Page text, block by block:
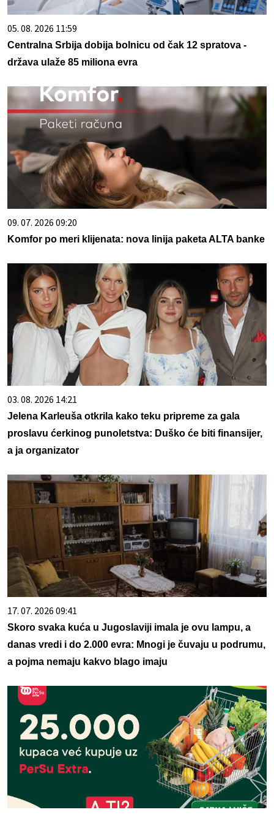
05. 08. 2026 11:59
Centralna Srbija dobija bolnicu od čak 12 spratova -
država ulaže 85 miliona evra
09. 07. 2026 09:20
Komfor po meri klijenata: nova linija paketa ALTA banke
03. 08. 2026 14:21
Jelena Karleuša otkrila kako teku pripreme za gala
proslavu ćerkinog punoletstva: Duško će biti finansijer,
a ja organizator
17. 07. 2026 09:41
Skoro svaka kuća u Jugoslaviji imala je ovu lampu, a
danas vredi i do 2.000 evra: Mnogi je čuvaju u podrumu,
a pojma nemaju kakvo blago imaju